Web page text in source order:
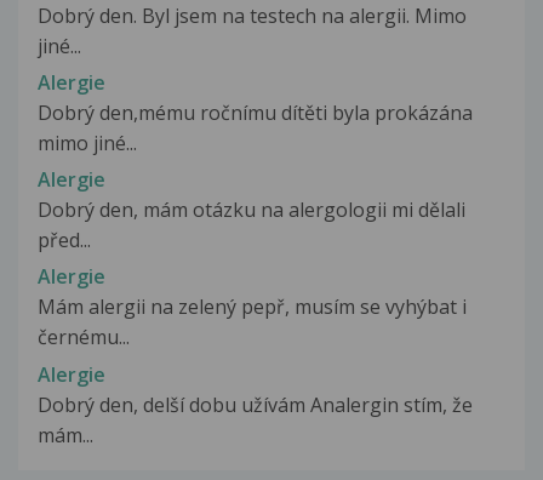
Dobrý den. Byl jsem na testech na alergii. Mimo
jiné...
Alergie
Dobrý den,mému ročnímu dítěti byla prokázána
mimo jiné...
Alergie
Dobrý den, mám otázku na alergologii mi dělali
před...
Alergie
Mám alergii na zelený pepř, musím se vyhýbat i
černému...
Alergie
Dobrý den, delší dobu užívám Analergin stím, že
mám...